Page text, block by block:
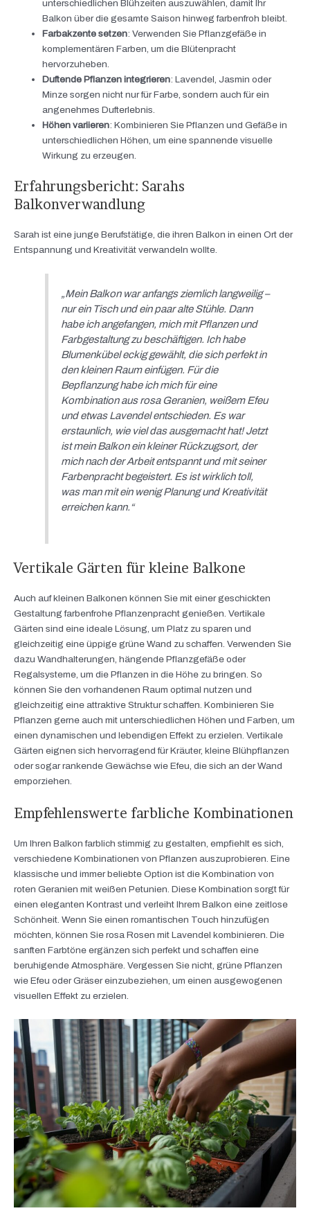
unterschiedlichen Blühzeiten auszuwählen, damit Ihr
Balkon über die gesamte Saison hinweg farbenfroh bleibt.
Farbakzente setzen: Verwenden Sie Pflanzgefäße in
komplementären Farben, um die Blütenpracht
hervorzuheben.
Duftende Pflanzen integrieren: Lavendel, Jasmin oder
Minze sorgen nicht nur für Farbe, sondern auch für ein
angenehmes Dufterlebnis.
Höhen variieren: Kombinieren Sie Pflanzen und Gefäße in
unterschiedlichen Höhen, um eine spannende visuelle
Wirkung zu erzeugen.
Erfahrungsbericht: Sarahs
Balkonverwandlung
Sarah ist eine junge Berufstätige, die ihren Balkon in einen Ort der
Entspannung und Kreativität verwandeln wollte.
„Mein Balkon war anfangs ziemlich langweilig –
nur ein Tisch und ein paar alte Stühle. Dann
habe ich angefangen, mich mit Pflanzen und
Farbgestaltung zu beschäftigen. Ich habe
Blumenkübel eckig gewählt, die sich perfekt in
den kleinen Raum einfügen. Für die
Bepflanzung habe ich mich für eine
Kombination aus rosa Geranien, weißem Efeu
und etwas Lavendel entschieden. Es war
erstaunlich, wie viel das ausgemacht hat! Jetzt
ist mein Balkon ein kleiner Rückzugsort, der
mich nach der Arbeit entspannt und mit seiner
Farbenpracht begeistert. Es ist wirklich toll,
was man mit ein wenig Planung und Kreativität
erreichen kann.“
Vertikale Gärten für kleine Balkone
Auch auf kleinen Balkonen können Sie mit einer geschickten
Gestaltung farbenfrohe Pflanzenpracht genießen. Vertikale
Gärten sind eine ideale Lösung, um Platz zu sparen und
gleichzeitig eine üppige grüne Wand zu schaffen. Verwenden Sie
dazu Wandhalterungen, hängende Pflanzgefäße oder
Regalsysteme, um die Pflanzen in die Höhe zu bringen. So
können Sie den vorhandenen Raum optimal nutzen und
gleichzeitig eine attraktive Struktur schaffen. Kombinieren Sie
Pflanzen gerne auch mit unterschiedlichen Höhen und Farben, um
einen dynamischen und lebendigen Effekt zu erzielen. Vertikale
Gärten eignen sich hervorragend für Kräuter, kleine Blühpflanzen
oder sogar rankende Gewächse wie Efeu, die sich an der Wand
emporziehen.
Empfehlenswerte farbliche Kombinationen
Um Ihren Balkon farblich stimmig zu gestalten, empfiehlt es sich,
verschiedene Kombinationen von Pflanzen auszuprobieren. Eine
klassische und immer beliebte Option ist die Kombination von
roten Geranien mit weißen Petunien. Diese Kombination sorgt für
einen eleganten Kontrast und verleiht Ihrem Balkon eine zeitlose
Schönheit. Wenn Sie einen romantischen Touch hinzufügen
möchten, können Sie rosa Rosen mit Lavendel kombinieren. Die
sanften Farbtöne ergänzen sich perfekt und schaffen eine
beruhigende Atmosphäre. Vergessen Sie nicht, grüne Pflanzen
wie Efeu oder Gräser einzubeziehen, um einen ausgewogenen
visuellen Effekt zu erzielen.